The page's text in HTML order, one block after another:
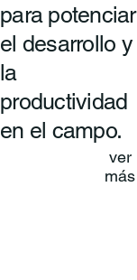
para potenciar
el desarrollo y
la
productividad
en el campo.
ver
más